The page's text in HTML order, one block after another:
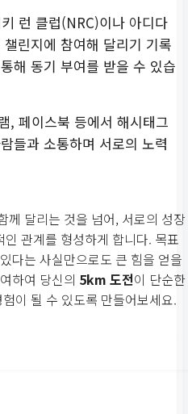
런 클럽(NRC)이나 아디다
린지에 참여해 달리기 기록
해 동기 부여를 받을 수 있습
, 페이스북 등에서 해시태그
들과 소통하며 서로의 노력
께 달리는 것을 넘어, 서로의 성장
관계를 형성하게 합니다. 목표
다는 사실만으로도 큰 힘을 얻을
하여 당신의 5km 도전이 단순한
이 될 수 있도록 만들어보세요.